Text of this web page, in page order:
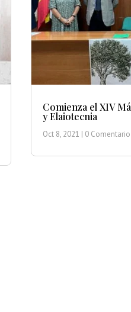
Comienza el XIV
y Elaiotecnia
Oct 8, 2021 | 0 Comentario